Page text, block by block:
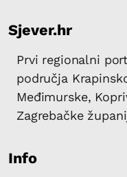
Sjever.hr
Prvi regionalni
područja
Međimurske,
Zagrebačke
Info